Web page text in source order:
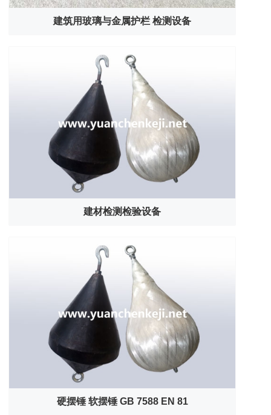
建筑用玻璃与金属护栏 检测设备
建材检测检验设备
硬摆锤 软摆锤 GB 7588 EN 81